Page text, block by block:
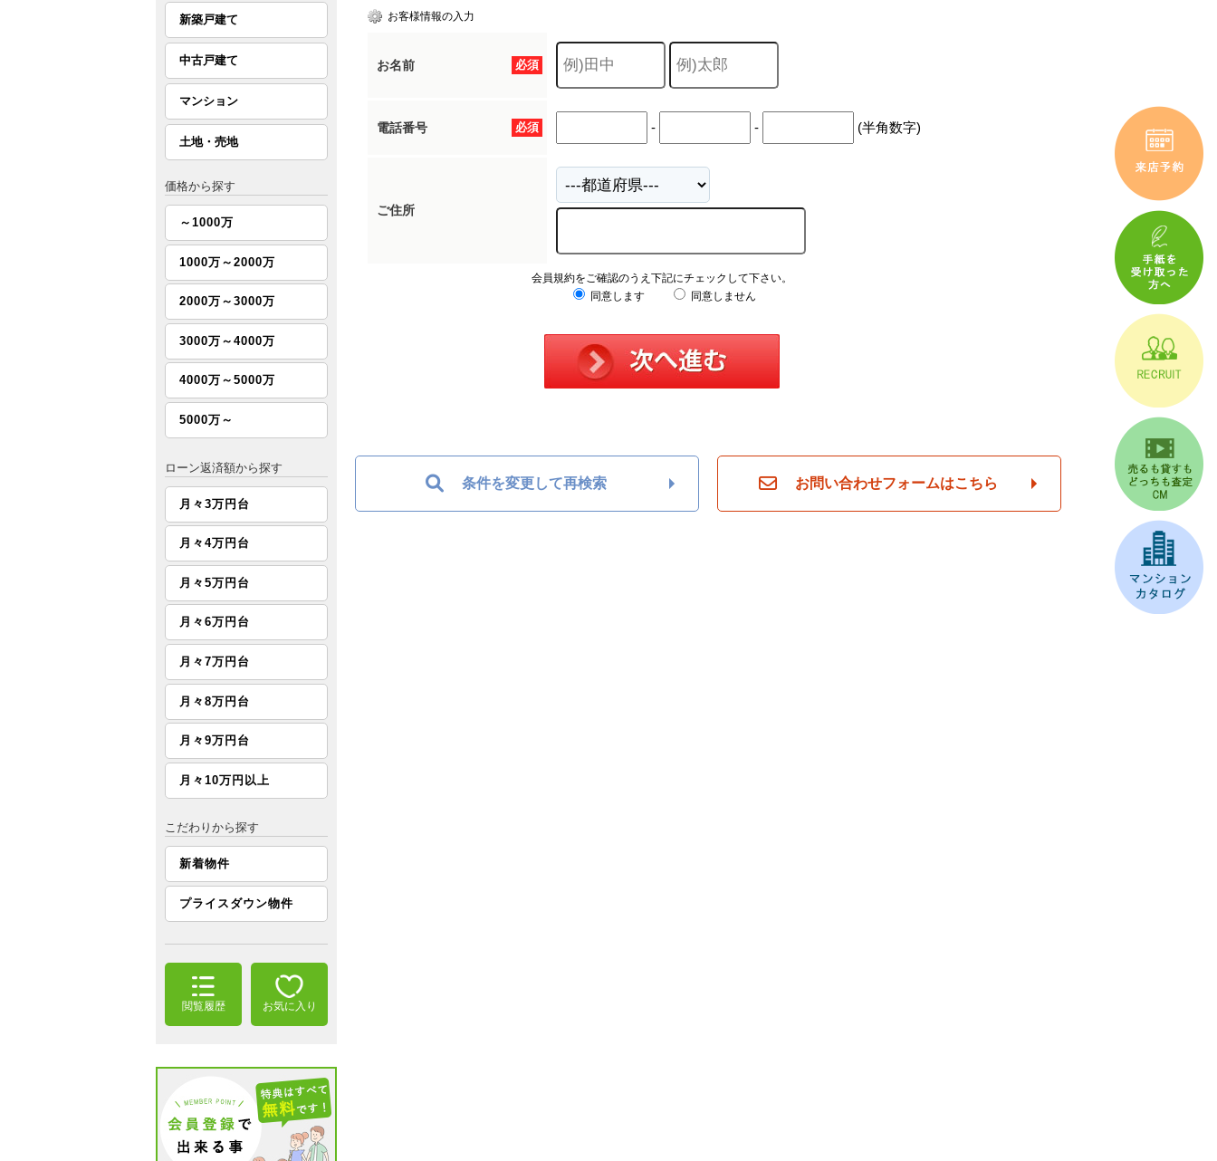
お客様情報の入力
必須
お名前
必須
電話番号 - - (半角数字)
ご住所
会員規約をご確認のうえ下記にチェックして下さい。
同意します
同意しません
条件を変更して再検索 お問い合わせフォームはこちら
新築戸建て
中古戸建て
マンション
土地・売地
価格から探す
～1000万
1000万～2000万
2000万～3000万
3000万～4000万
4000万～5000万
5000万～
ローン返済額から探す
月々3万円台
月々4万円台
月々5万円台
月々6万円台
月々7万円台
月々8万円台
月々9万円台
月々10万円以上
こだわりから探す
新着物件
プライスダウン物件
閲覧履歴 お気に入り